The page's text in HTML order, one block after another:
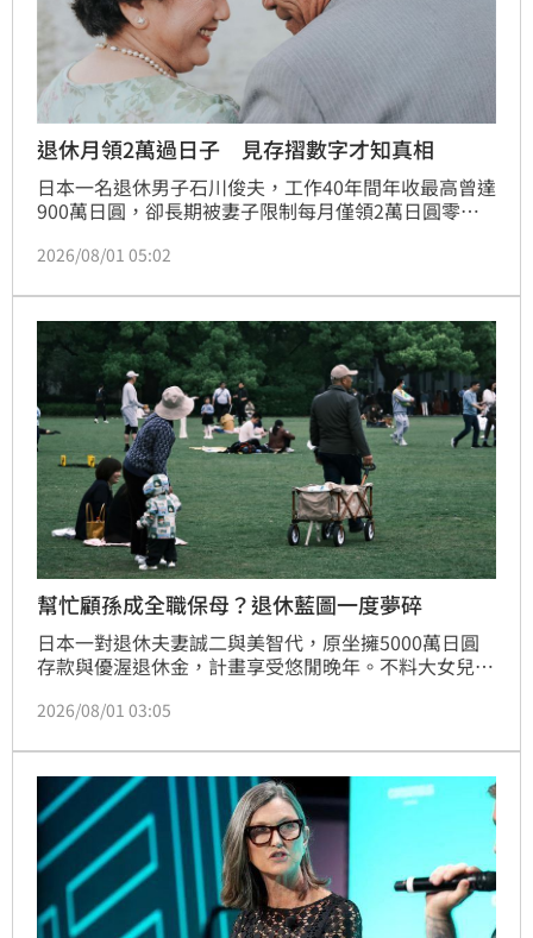
退休月領2萬過日子 見存摺數字才知真相
日本一名退休男子石川俊夫，工作40年間年收最高曾達
900萬日圓，卻長期被妻子限制每月僅領2萬日圓零用
總計高達4200萬日圓的積蓄，原來妻子以「沒錢」為
此類財務權高度集中模式存在風險，若一方突發失智或
意外，恐導致資產凍結。建議夫妻應至少每年共同檢視
資產負債與退休金配置，建立透明的家庭資產清單，避
免因資訊不對稱影響退休規劃，確保財務安全並維持良
好的家庭溝通，才是達成安穩退休生活的關鍵基石。
2026/08/01 05:02
幫忙顧孫成全職保母？退休藍圖一度夢碎
日本一對退休夫妻誠二與美智代，原坐擁5000萬日圓
存款與優渥退休金，計畫享受悠閒晚年。不料大女兒頻
被迫取消，身心俱疲。這不僅反映高齡化社會下長者過
掙扎。經專家建議，夫妻倆最終勇敢向女兒設下照護界
線，透過調整每週接送與假日托育頻率，成功找回生活
自主權。此案例提醒大眾，保持適度距離與量力而為，
才是維持家庭關係長久且優質的關鍵，讓退休生活不再
是育兒地獄，而是真正能安享晚年的第二人生。
2026/08/01 03:05